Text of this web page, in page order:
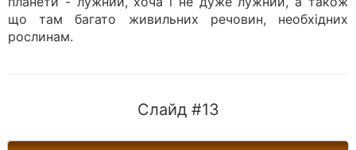
що там багато живильних речовин, необхідних
рослинам.
Слайд #13